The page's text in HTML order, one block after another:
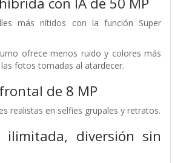
más nítidos con la función Super
ofrece menos ruido y colores más
fotos tomadas al atardecer.
de 8 MP
realistas en selfies grupales y retratos.
ilimitada, diversión sin